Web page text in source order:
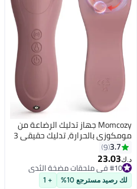
Momcozy جهاز تدليك الرضاعة من
مومكوزي بالحرارة، تدليك حقيقي 3
في 1 لتخفيف انسداد القنوات،
تسخين مدلك الثدي للرضاعة
الطبيعية، تحسين تدفق الحليب،
الورد المغبر
3.7
9
د.ك‏23.03
#10 في ملحقات مضخة الثدي
#10 في ملحقات مضخة الثدي
لك رصيد مسترجع 10% + 1